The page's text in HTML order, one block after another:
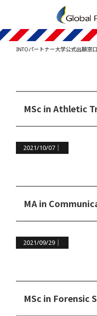
INTOパートナー大学公式出願窓
2021/10/07｜
2021/09/29｜